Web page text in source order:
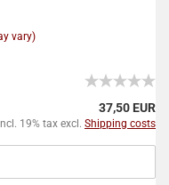
vary)
37,50 EUR
19% tax excl. Shipping costs